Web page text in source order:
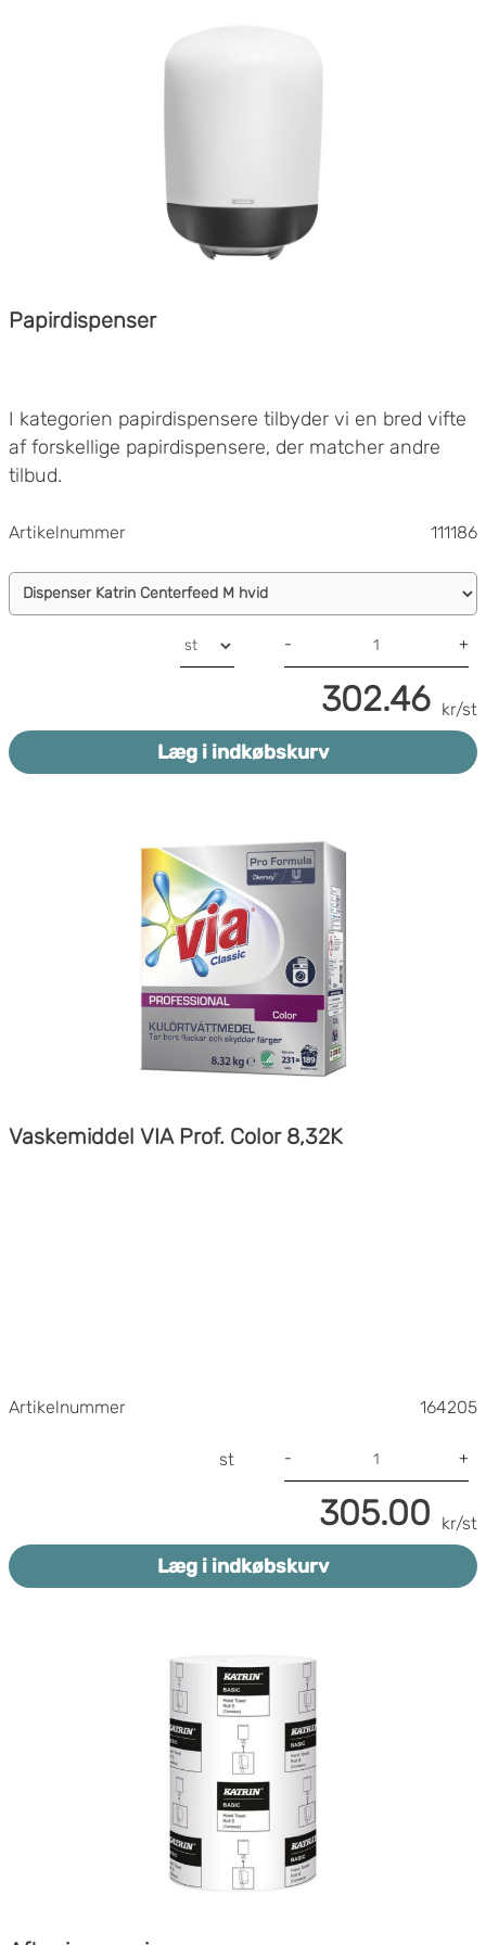
Papirdispenser
I kategorien papirdispensere tilbyder vi en bred vifte
af forskellige papirdispensere, der matcher andre
tilbud.
Artikelnummer 111186
- +
302.46 kr/st
Læg i indkøbskurv
Vaskemiddel VIA Prof. Color 8,32K
Artikelnummer 164205
st - +
305.00 kr/st
Læg i indkøbskurv